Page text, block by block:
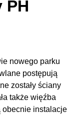
PH
nowego parku
postępują
zostały ściany
także więźba
obecnie instalacje